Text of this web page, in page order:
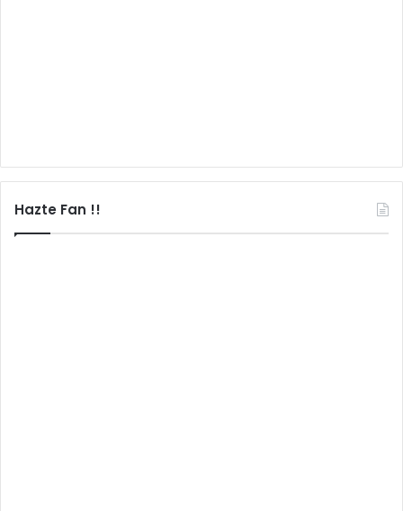
Hazte Fan !!